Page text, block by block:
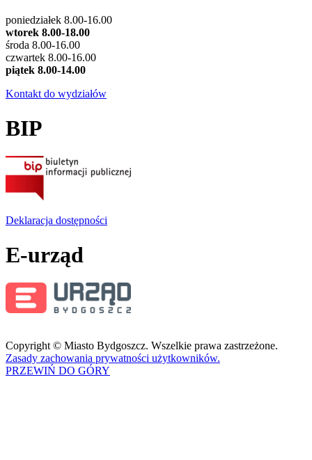
poniedziałek 8.00-16.00
wtorek 8.00-18.00
środa 8.00-16.00
czwartek 8.00-16.00
piątek 8.00-14.00
Kontakt do wydziałów
BIP
Deklaracja dostępności
E-urząd
Copyright © Miasto Bydgoszcz. Wszelkie prawa zastrzeżone.
Zasady zachowania prywatności użytkowników.
PRZEWIŃ DO GÓRY